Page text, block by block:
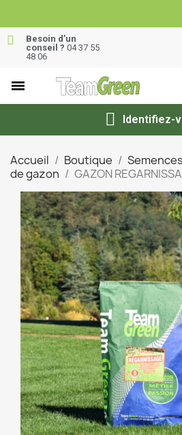
Besoin d’un
conseil ? 04 37 55
48 06
Identifiez-
Accueil Boutique
de gazon
GAZON